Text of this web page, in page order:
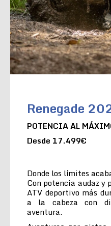
Renegade
POTENCIA AL
Desde 17.499€
Donde los límites
Con potencia audaz y
ATV deportivo más
a la cabeza con
aventura.